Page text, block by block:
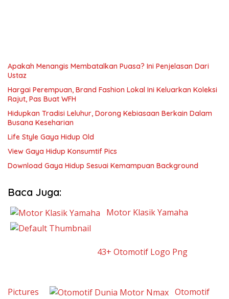
Apakah Menangis Membatalkan Puasa? Ini Penjelasan Dari
Ustaz
Hargai Perempuan, Brand Fashion Lokal Ini Keluarkan Koleksi
Rajut, Pas Buat WFH
Hidupkan Tradisi Leluhur, Dorong Kebiasaan Berkain Dalam
Busana Keseharian
Life Style Gaya Hidup Old
View Gaya Hidup Konsumtif Pics
Download Gaya Hidup Sesuai Kemampuan Background
Baca Juga:
Motor Klasik Yamaha
43+ Otomotif Logo Png
Pictures
Otomotif